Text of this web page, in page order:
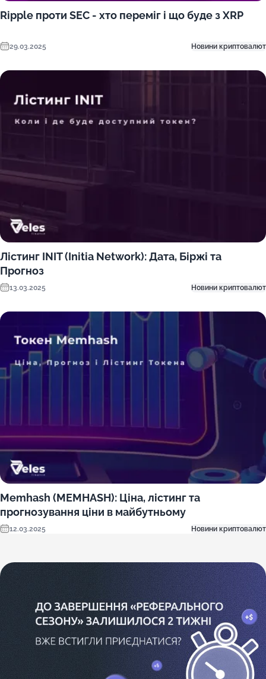
Ripple проти SEC - хто переміг і що буде з XRP
29.03.2025 Новини криптовалют
Лістинг INIT (Initia Network): Дата, Біржі та
Прогноз
13.03.2025 Новини криптовалют
Memhash (MEMHASH): Ціна, лістинг та
прогнозування ціни в майбутньому
12.03.2025 Новини криптовалют